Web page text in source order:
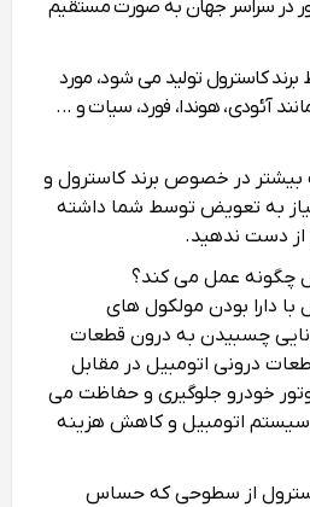
است و با 46 کشور در سراسر جهان به صورت مستقیم
کاسترول تولید می‌ شود، مورد
آئودی، هوندا، فورد، سیات و ...
در خصوص برند کاسترول و
به تعویض توسط شما داشته
از دست ندهید.
چگونه عمل می‌ کند؟
با دارا بودن مولکول‌ های
چسبیدن به درون قطعات
درونی اتومبیل در مقابل
خودرو جلوگیری و حفاظت می‌
اتومبیل و کاهش هزینه‌
از سطوحی که حساس